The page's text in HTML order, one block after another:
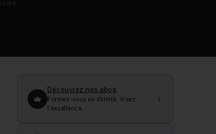
Découvrez nos abos
Formez-vous en illimité. Visez
l’excellence.